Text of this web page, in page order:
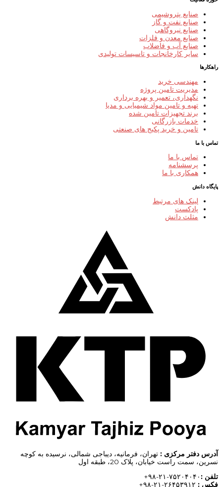
صنایع پتروشیمی
صنایع نفت و گاز
صنایع نیروگاهی
صنایع معدن و فلزات
صنایع آب و فاضلاب
سایر کارخانجات و تاسیسات تولیدی
راهکارها
مهندسی خرید
مدیریت تامین پروژه
نگهداری، تعمیر و بهره برداری
تهیه و تامین مواد شیمیایی و مدیا
برند تجهیزات تامین شده
خدمات بازرگانی
تامین و خرید پکیج های صنعتی
تماس با ما
تماس با ما
پرسشنامه
همکاری با ما
پایگاه دانش
لینک های مرتبط
پادکست
مثلث دانش
آدرس دفتر مرکزی : تهران، فرمانیه، دیباجی شمالی، نرسیده به کوچه
نسرین، سمت راست خیابان، پلاک 20، طبقه اول
تلفن : ۷۵۲۰۴۰۴۰-۲۱-۹۸+
فکس :